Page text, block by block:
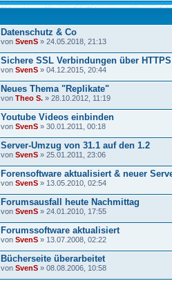
Datenschutz & Co
von SvenS » 24.05.2018, 21:13
Sichere SSL Verbindungen über
von SvenS » 04.12.2015, 20:44
Neues Thema "Replikate"
von Theo S. » 28.10.2012, 11:19
Youtube Videos einbinden
von SvenS » 30.01.2011, 00:18
Server-Umzug von 31.1 auf den 1.2
von SvenS » 25.01.2011, 23:06
Forensoftware aktualisiert & neuer
von SvenS » 13.05.2010, 02:54
Forumsausfall heute Nachmittag
von SvenS » 24.01.2010, 17:55
Forumssoftware aktualisiert
von SvenS » 13.07.2008, 02:22
Bücherseite überarbeitet
von SvenS » 08.08.2006, 10:58